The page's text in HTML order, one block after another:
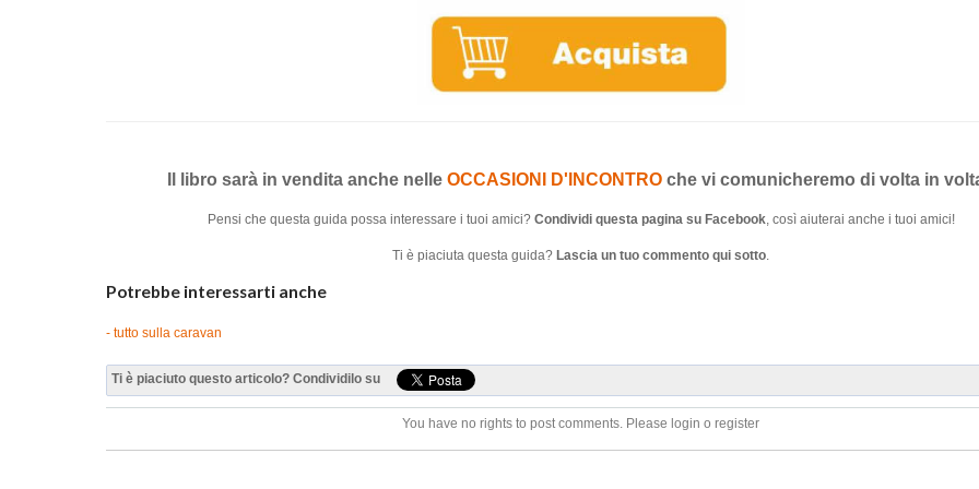
Il libro sarà in vendita anche nelleOCCASIONI D'INCONTRO che vi comunicheremo di volta in
Pensi che questa guida possa interessare i tuoi amici? Condividi questa pagina su Facebook, così aiuterai anche i tuoi amici!
Ti è piaciuta questa guida?Lascia un tuo commento qui sotto.
Potrebbe interessarti anche
- tutto sulla caravan
Ti è piaciuto questo articolo? Condividilo su
You have no rights to post comments. Please login o register